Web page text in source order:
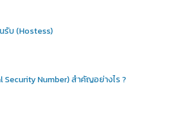
รับ (Hostess)
Security Number) สำคัญอย่างไร ?